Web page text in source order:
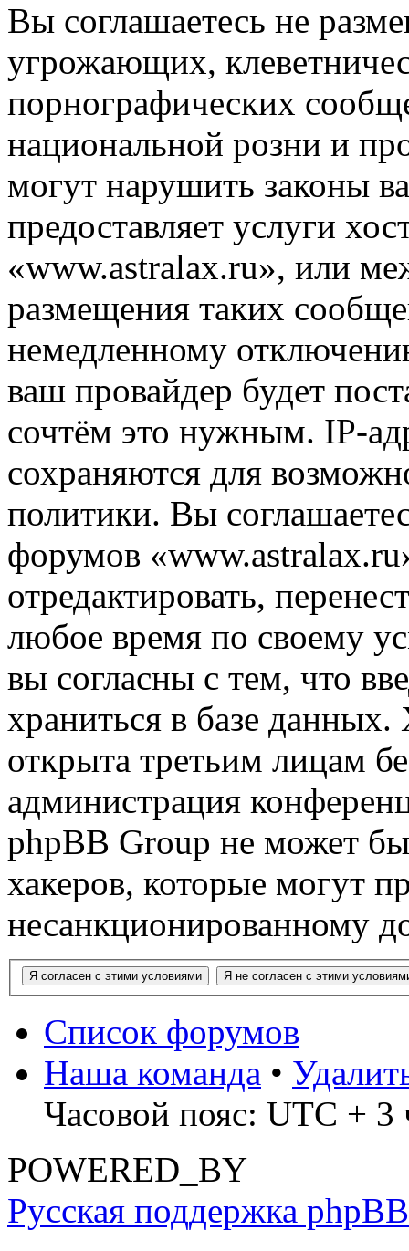
Вы соглашаетесь не
угрожающих,
порнографических
национальной розни и
могут нарушить законы
предоставляет услуги
«www.astralax.ru», или
размещения таких
немедленному
ваш провайдер будет
сочтём это нужным. IP-
сохраняются для
политики. Вы
форумов
отредактировать,
любое время по своему
вы согласны с тем, что
храниться в базе
открыта третьим лицам
администрация
phpBB Group не может
хакеров, которые могут
несанкционированному
Список форумов
Наша команда •
Часовой пояс: UTC + 3
POWERED_BY
Русская поддержка phpBB